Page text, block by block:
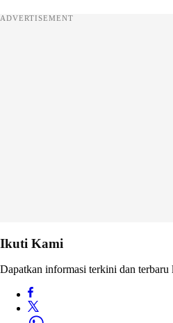
ADVERTISEMENT
Ikuti Kami
Dapatkan informasi terkini dan terbaru